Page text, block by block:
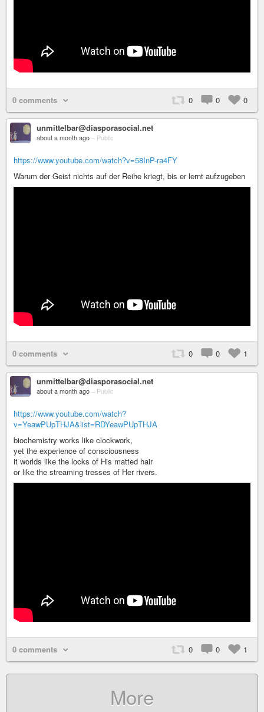
0 comments 0 0 0
unmittelbar@diasporasocial.net
about a month ago – Public
https://www.youtube.com/watch?v=58InP-ra4FY
Warum der Geist nichts auf der Reihe kriegt, bis er lernt aufzugeben
0 comments 0 0 1
unmittelbar@diasporasocial.net
about a month ago – Public
https://www.youtube.com/watch?
v=YeawPUpTHJA&list=RDYeawPUpTHJA
biochemistry works like clockwork,
yet the experience of consciousness
it worlds like the locks of His matted hair
or like the streaming tresses of Her rivers.
0 comments 0 0 1
More